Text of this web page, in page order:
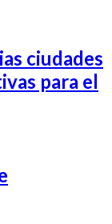
ciudades
para el